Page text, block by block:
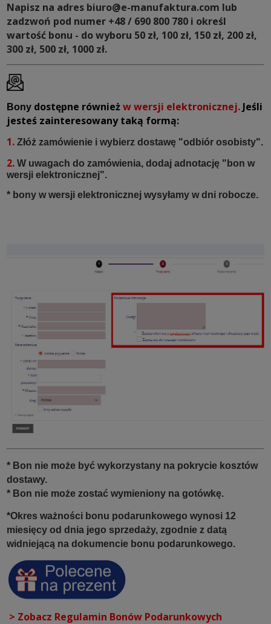
Napisz na adres biuro@e-manufaktura.com lub
zadzwoń pod numer +48 / 690 800 780 i określ
wartość bonu - do wyboru 50 zł, 100 zł, 150 zł, 200 zł,
300 zł, 500 zł, 1000 zł.
Bony dostępne równieżw wersji elektronicznej. Jeśli
jesteś zainteresowany taką formą:
1. Złóż zamówienie i wybierz dostawę "odbiór osobisty".
2. W uwagach do zamówienia, dodaj adnotację "bon w
wersji elektronicznej".
* bony w wersji elektronicznej wysyłamy w dni robocze.
* Bon nie może być wykorzystany na pokrycie kosztów
dostawy.
* Bon nie może zostać wymieniony na gotówkę.
*Okres ważności bonu podarunkowego wynosi 12
miesięcy od dnia jego sprzedaży, zgodnie z datą
widniejącą na dokumencie bonu podarunkowego.
> Zobacz Regulamin Bonów Podarunkowych